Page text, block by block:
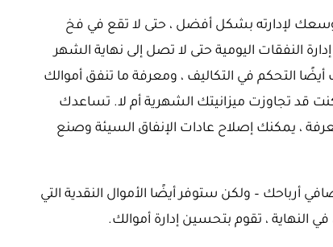
وسعك لإدارته بشكل أفضل ، حتى لا تقع في فخ
النفقات اليومية حتى لا تصل إلى نهاية الشهر
التحكم في التكاليف ، ومعرفة ما تنفق أموالك
كنت قد تجاوزت ميزانيتك الشهرية أم لا. تساعدك
، يمكنك إصلاح عادات الإنفاق السيئة وصنع
أرباحك – ولكن ستوفر أيضًا الأموال النقدية التي
، تقوم بتحسين إدارة أموالك.